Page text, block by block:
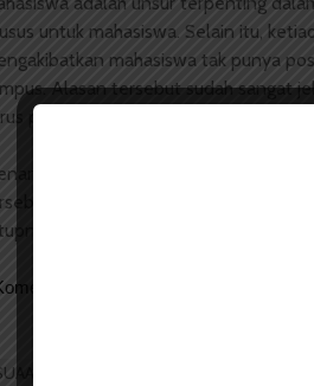
untuk mahasiswa. Selain itu,
mahasiswa tak punya
Alasan tersebut sudah sangat
punya posisi di MWA.
hal tersebut, Prof Budiman
dan berikan hasilnya kepada
Facebook Anda